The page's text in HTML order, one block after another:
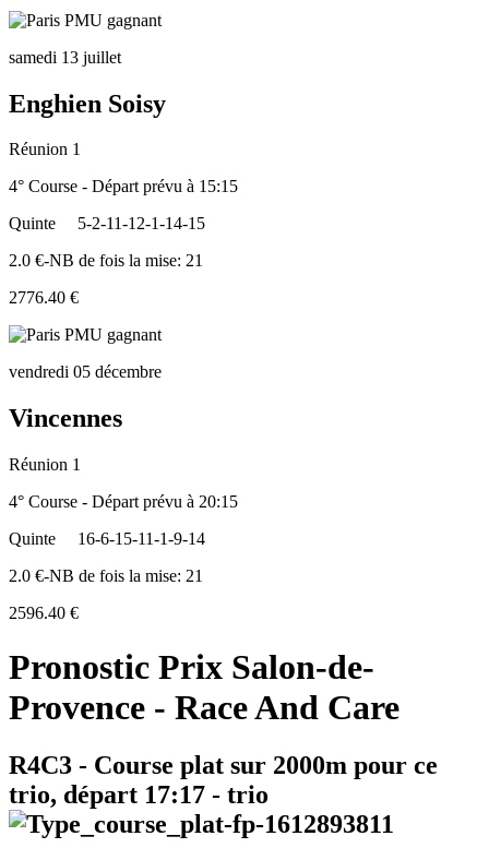
samedi 13 juillet
Enghien Soisy
Réunion 1
4° Course - Départ prévu à 15:15
Quinte
5-2-11-12-1-14-15
2.0 €-NB de fois la mise: 21
2776.40 €
vendredi 05 décembre
Vincennes
Réunion 1
4° Course - Départ prévu à 20:15
Quinte
16-6-15-11-1-9-14
2.0 €-NB de fois la mise: 21
2596.40 €
Pronostic Prix Salon-de-
Provence - Race And Care
R4C3 - Course plat sur 2000m pour ce
trio, départ 17:17 - trio